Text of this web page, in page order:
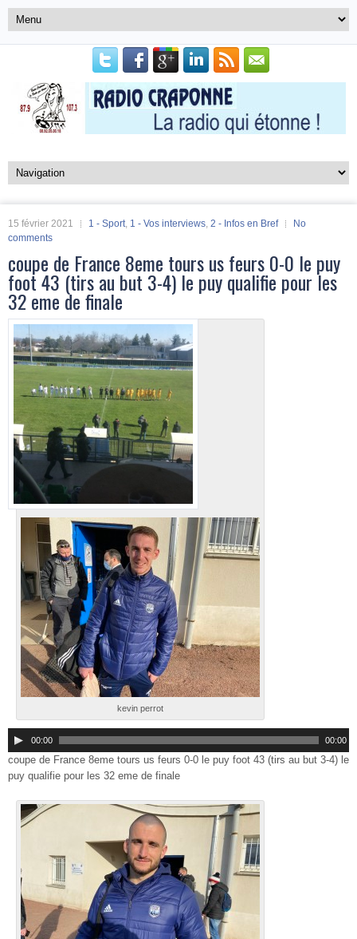
15 février 2021 1 - Sport, 1 - Vos interviews, 2 - Infos en Bref
No
comments
coupe de France 8eme tours us feurs 0-0 le puy
foot 43 (tirs au but 3-4) le puy qualifie pour les
32 eme de finale
kevin perrot
00:00 00:00
coupe de France 8eme tours us feurs 0-0 le puy foot 43 (tirs au but 3-4) le
puy qualifie pour les 32 eme de finale